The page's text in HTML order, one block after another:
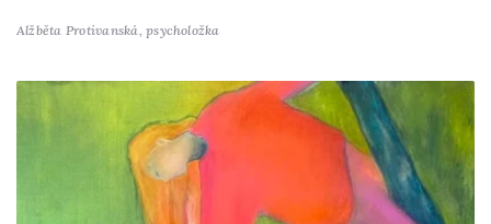
Alžběta Protivanská,psycholožka